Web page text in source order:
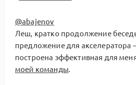
@abajenov
Леш, кратко продолжение
предложение для акселератора
построена эффективная для
моей команды.